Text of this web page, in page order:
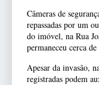
Câmeras de
repassadas por um
do imóvel, na Rua
permaneceu cerca
Apesar da invasão,
registradas podem